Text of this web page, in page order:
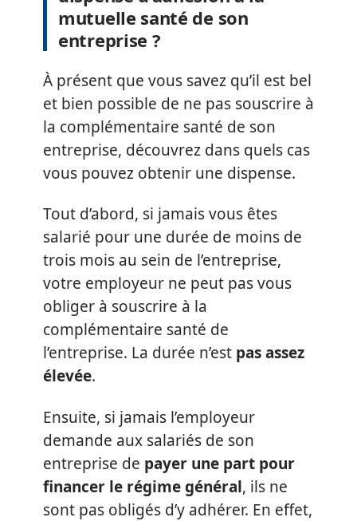
mutuelle santé de son
entreprise ?
À présent que vous savez qu’il est bel
et bien possible de ne pas souscrire à
la complémentaire santé de son
entreprise, découvrez dans quels cas
vous pouvez obtenir une dispense.
Tout d’abord, si jamais vous êtes
salarié pour une durée de moins de
trois mois au sein de l’entreprise,
votre employeur ne peut pas vous
obliger à souscrire à la
complémentaire santé de
l’entreprise. La durée n’est pas assez
élevée.
Ensuite, si jamais l’employeur
demande aux salariés de son
entreprise de payer une part pour
financer le régime général, ils ne
sont pas obligés d’y adhérer. En effet,